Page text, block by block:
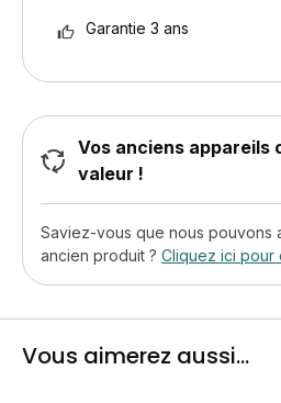
Garantie 3 ans
Vos anciens appareils
valeur !
Saviez-vous que nous pouvons
ancien produit ? Cliquez ici pour
Vous aimerez aussi...